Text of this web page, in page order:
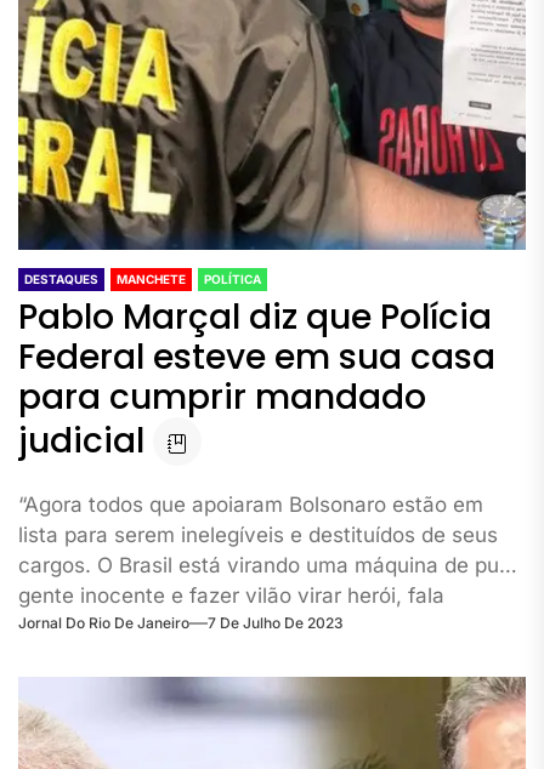
DESTAQUES MANCHETE POLÍTICA
Pablo Marçal diz que Polícia
Federal esteve em sua casa
para cumprir mandado
judicial
“Agora todos que apoiaram Bolsonaro estão em
lista para serem inelegíveis e destituídos de seus
cargos. O Brasil está virando uma máquina de punir
gente inocente e fazer vilão virar herói, fala
Jornal Do Rio De Janeiro 7 De Julho De 2023